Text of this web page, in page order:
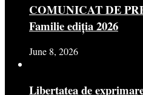
COMUNICAT DE
Familie ediția 2026
June 8, 2026
Libertatea de